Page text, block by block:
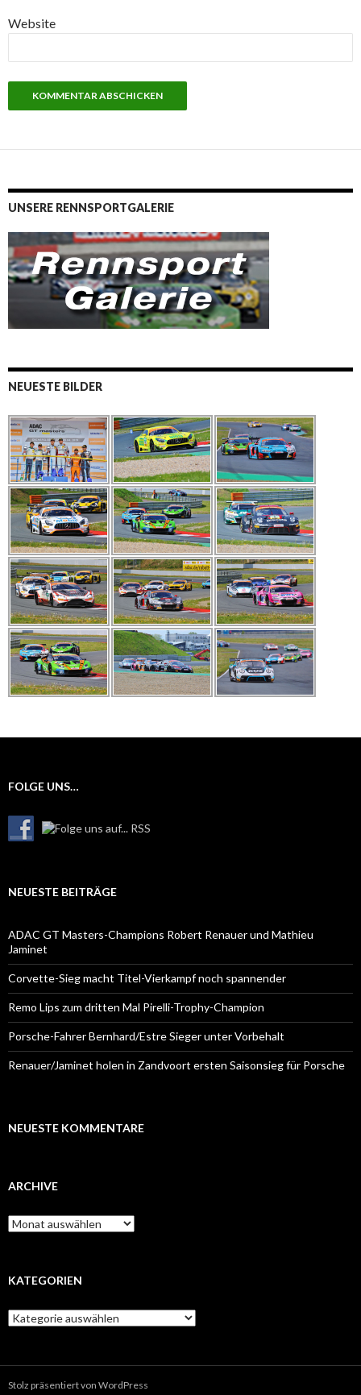
Website
UNSERE RENNSPORTGALERIE
NEUESTE BILDER
FOLGE UNS…
NEUESTE BEITRÄGE
ADAC GT Masters-Champions Robert Renauer und Mathieu
Jaminet
Corvette-Sieg macht Titel-Vierkampf noch spannender
Remo Lips zum dritten Mal Pirelli-Trophy-Champion
Porsche-Fahrer Bernhard/Estre Sieger unter Vorbehalt
Renauer/Jaminet holen in Zandvoort ersten Saisonsieg für Porsche
NEUESTE KOMMENTARE
ARCHIVE
A
r
i
e
KATEGORIEN
K
a
o
Stolz präsentiert von WordPress